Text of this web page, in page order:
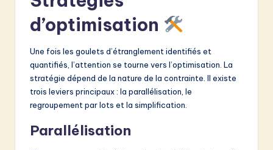
d’optimisation
Une fois les goulets d’étranglement identifiés et
quantifiés, l’attention se tourne vers l’optimisation. La
stratégie dépend de la nature de la contrainte. Il existe
trois leviers principaux : la parallélisation, le
regroupement par lots et la simplification.
Parallélisation